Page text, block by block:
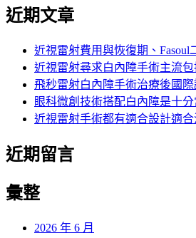
近期文章
近視雷射費用與恢復期、Fasoul
近視雷射尋求白內障手術主流
飛秒雷射白內障手術治療後國
眼科微創技術搭配白內障是十
近視雷射手術都有適合設計適
近期留言
彙整
2026 年 6 月